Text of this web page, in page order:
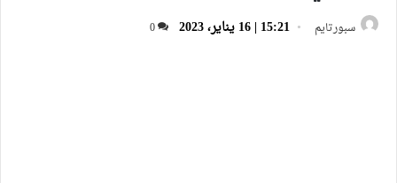
سبورتايم 15:21 | 16 يناير، 2023 0